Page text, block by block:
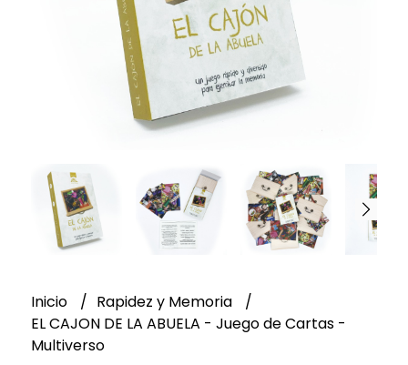
Inicio
Rapidez y Memoria
EL CAJON DE LA ABUELA - Juego de Cartas -
Multiverso